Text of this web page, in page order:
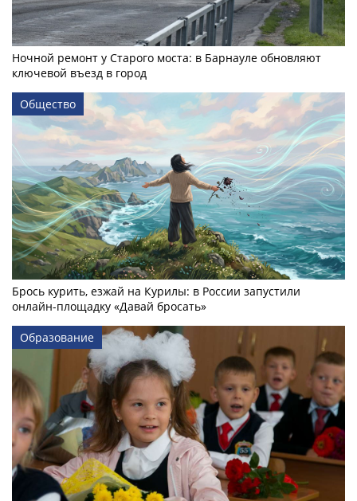
Ночной ремонт у Старого моста: в Барнауле обновляют
ключевой въезд в город
Общество
Брось курить, езжай на Курилы: в России запустили
онлайн-­площадку «Давай бросать»
Образование